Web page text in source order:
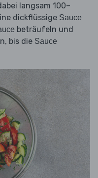
langsam 100–
dickflüssige Sauce
beträufeln und
bis die Sauce